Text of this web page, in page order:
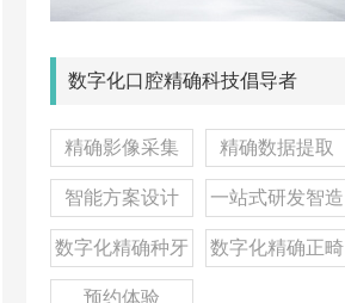
数字化口腔精确科技倡导者
精确影像采集 精确数据提取
智能方案设计 一站式研发智造
数字化精确种牙 数字化精确正畸
预约体验